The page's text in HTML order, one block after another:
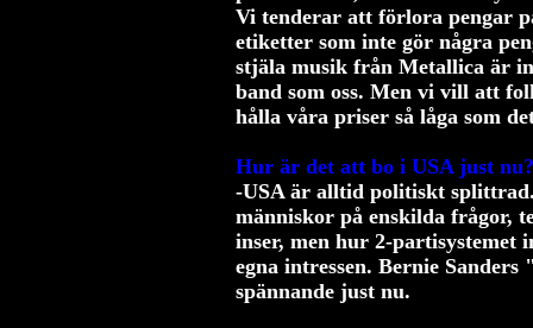
Vi tenderar att förlora pengar
etiketter som inte gör några
stjäla musik från Metallica är
band som oss. Men vi vill att
hålla våra priser så låga som
Hur är det att bo i USA just
-USA är alltid politiskt
människor på enskilda frågor,
inser, men hur 2-partisystemet
egna intressen. Bernie
spännande just nu.